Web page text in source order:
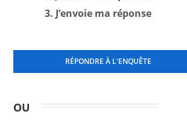
3. J’envoie ma réponse
RÉPONDRE À L'ENQUÊTE
OU